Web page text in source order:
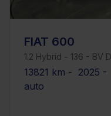
FIAT 600
1.2 Hybrid - 136 - BV
13821 km - 2025
auto